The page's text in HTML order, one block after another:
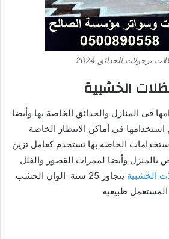
برجولات للحدائق 2024
الخشبية
فى المنازل والحدائق الخاصة بها وأيضا
استخدامها في أماكن الانتظار الخاصة
الخاصة بها تستخدم كعامل تزين
بالمنزل وأيضا لممرات القصور والفلل
الخشبية
يتجاوز 25 سنة الوان الخشب
المستعمل طبيعية